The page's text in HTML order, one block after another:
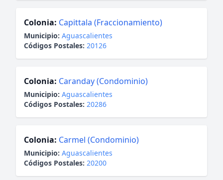
Colonia: Capittala (Fraccionamiento)
Municipio: Aguascalientes
Códigos Postales: 20126
Colonia: Caranday (Condominio)
Municipio: Aguascalientes
Códigos Postales: 20286
Colonia: Carmel (Condominio)
Municipio: Aguascalientes
Códigos Postales: 20200